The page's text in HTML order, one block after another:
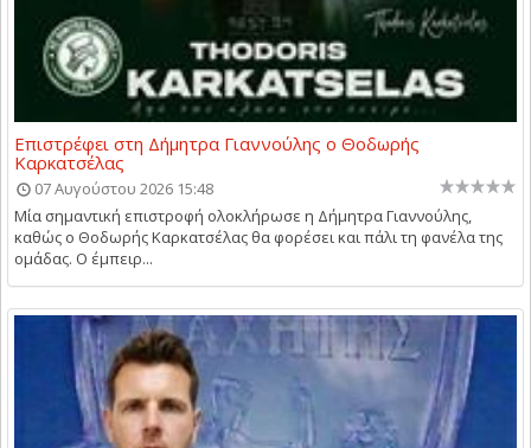
Επιστρέφει στη Δήμητρα Γιαννούλης ο Θοδωρής
Καρκατσέλας
07 Αυγούστου 2026 15:48
Μία σημαντική επιστροφή ολοκλήρωσε η Δήμητρα Γιαννούλης,
καθώς ο Θοδωρής Καρκατσέλας θα φορέσει και πάλι τη φανέλα της
ομάδας. Ο έμπειρ...